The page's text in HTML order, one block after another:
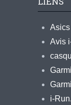
Avis
i-